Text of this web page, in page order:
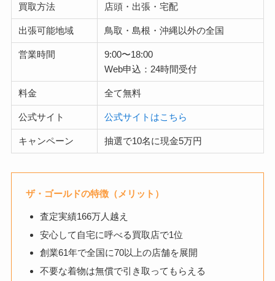
買取方法 店頭・出張・宅配
出張可能地域 鳥取・島根・沖縄以外の全国
営業時間
9:00〜18:00
Web申込：24時間受付
料金 全て無料
公式サイト 公式サイトはこちら
キャンペーン 抽選で10名に現金5万円
ザ・ゴールドの特徴（メリット）
査定実績166万人越え
安心して自宅に呼べる買取店で1位
創業61年で全国に70以上の店舗を展開
不要な着物は無償で引き取ってもらえる